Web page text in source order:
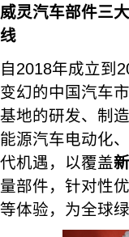
威灵汽车部件三大
线
自2018年成立到
变幻的中国汽车
基地的研发、制
能源汽车电动化
代机遇，以覆盖
量部件，针对性
等体验，为全球